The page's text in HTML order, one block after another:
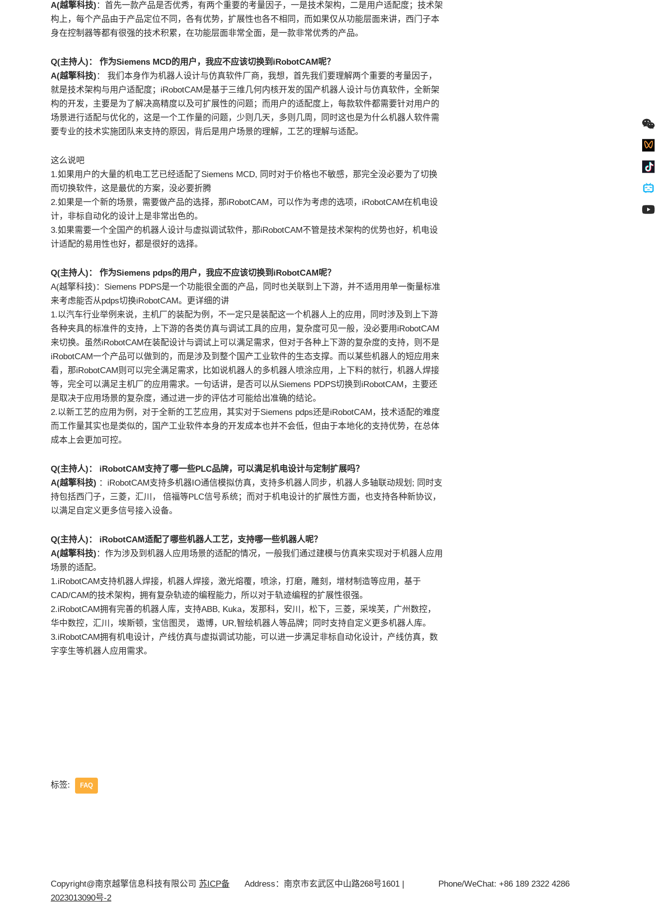
A(越擎科技) ：首先一款产品是否优秀，有两个重要的考量因子，一是技术架构，二是用户适配度；技术架
构上，每个产品由于产品定位不同，各有优势，扩展性也各不相同，而如果仅从功能层面来讲，西门子本
身在控制器等都有很强的技术积累，在功能层面非常全面，是一款非常优秀的产品。
Q(主持人)： 作为Siemens MCD的用户，我应不应该切换到iRobotCAM呢？
A(越擎科技) ： 我们本身作为机器人设计与仿真软件厂商，我想，首先我们要理解两个重要的考量因子，
就是技术架构与用户适配度；iRobotCAM是基于三维几何内核开发的国产机器人设计与仿真软件，全新架
构的开发，主要是为了解决高精度以及可扩展性的问题；而用户的适配度上，每款软件都需要针对用户的
场景进行适配与优化的，这是一个工作量的问题，少则几天，多则几周，同时这也是为什么机器人软件需
要专业的技术实施团队来支持的原因，背后是用户场景的理解，工艺的理解与适配。
这么说吧
1.如果用户的大量的机电工艺已经适配了Siemens MCD, 同时对于价格也不敏感，那完全没必要为了切换
而切换软件，这是最优的方案，没必要折腾
2.如果是一个新的场景，需要做产品的选择，那iRobotCAM，可以作为考虑的选项，iRobotCAM在机电设
计，非标自动化的设计上是非常出色的。
3.如果需要一个全国产的机器人设计与虚拟调试软件，那iRobotCAM不管是技术架构的优势也好，机电设
计适配的易用性也好，都是很好的选择。
Q(主持人)： 作为Siemens pdps的用户，我应不应该切换到iRobotCAM呢？
A(越擎科技)：Siemens PDPS是一个功能很全面的产品，同时也关联到上下游，并不适用用单一衡量标准
来考虑能否从pdps切换iRobotCAM。更详细的讲
1.以汽车行业举例来说，主机厂的装配为例，不一定只是装配这一个机器人上的应用，同时涉及到上下游
各种夹具的标准件的支持，上下游的各类仿真与调试工具的应用，复杂度可见一般，没必要用iRobotCAM
来切换。虽然iRobotCAM在装配设计与调试上可以满足需求，但对于各种上下游的复杂度的支持，则不是
iRobotCAM一个产品可以做到的，而是涉及到整个国产工业软件的生态支撑。而以某些机器人的短应用来
看，那iRobotCAM则可以完全满足需求，比如说机器人的多机器人喷涂应用，上下料的就行，机器人焊接
等，完全可以满足主机厂的应用需求。一句话讲，是否可以从Siemens PDPS切换到iRobotCAM，主要还
是取决于应用场景的复杂度，通过进一步的评估才可能给出准确的结论。
2.以新工艺的应用为例，对于全新的工艺应用，其实对于Siemens pdps还是iRobotCAM，技术适配的难度
而工作量其实也是类似的，国产工业软件本身的开发成本也并不会低，但由于本地化的支持优势，在总体
成本上会更加可控。
Q(主持人)： iRobotCAM支持了哪一些PLC品牌，可以满足机电设计与定制扩展吗？
A(越擎科技) ：iRobotCAM支持多机器IO通信模拟仿真，支持多机器人同步，机器人多轴联动规划; 同时支
持包括西门子，三菱，汇川， 倍福等PLC信号系统；而对于机电设计的扩展性方面，也支持各种新协议，
以满足自定义更多信号接入设备。
Q(主持人)： iRobotCAM适配了哪些机器人工艺，支持哪一些机器人呢？
A(越擎科技) ：作为涉及到机器人应用场景的适配的情况，一般我们通过建模与仿真来实现对于机器人应用
场景的适配。
1.iRobotCAM支持机器人焊接，机器人焊接，激光熔覆，喷涂，打磨，雕刻，增材制造等应用，基于
CAD/CAM的技术架构，拥有复杂轨迹的编程能力，所以对于轨迹编程的扩展性很强。
2.iRobotCAM拥有完善的机器人库，支持ABB, Kuka，发那科，安川，松下，三菱，采埃芙，广州数控，
华中数控，汇川，埃斯顿，宝信图灵， 遨博，UR,智绘机器人等品牌；同时支持自定义更多机器人库。
3.iRobotCAM拥有机电设计，产线仿真与虚拟调试功能，可以进一步满足非标自动化设计，产线仿真，数
字孪生等机器人应用需求。
标签: FAQ
Copyright@南京越擎信息科技有限公司 苏ICP备
2023013090号-2
Address：南京市玄武区中山路268号1601 | Phone/WeChat: +86 189 2322 4286